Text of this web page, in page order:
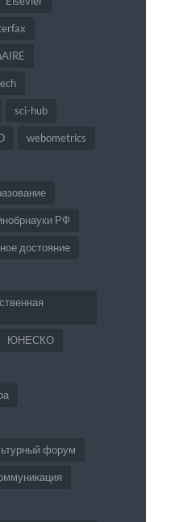
sci-hub
webometrics
РФ
достояние
ЮНЕСКО
форум